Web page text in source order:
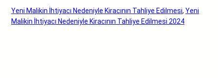
Yeni Malikin İhtiyacı Nedeniyle Kiracının Tahliye Edilmesi, Yeni
Malikin İhtiyacı Nedeniyle Kiracının Tahliye Edilmesi 2024